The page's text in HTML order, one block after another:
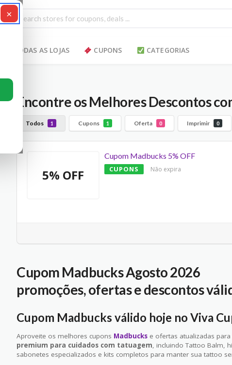
×
TODAS AS LOJAS CUPONS CATEGORIAS
Encontre os Melhores Descontos
Todos 1 Cupons 1 Oferta 0 Imprimir 0
5% OFF
Cupom Madbucks 5% OFF
CUPONS Não expira
Cupom Madbucks Agosto 2026
promoções, ofertas e descontos
Cupom Madbucks válido hoje no Viva
Aproveite os melhores cupons Madbucks e ofertas atualizadas
premium para cuidados com tatuagem, incluindo Tattoo Balm,
sabonetes especializados e kits completos para manter sua tattoo